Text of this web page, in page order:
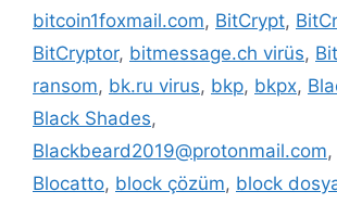
bitcoin1foxmail.com, BitCrypt,
BitCryptor, bitmessage.ch virüs,
ransom, bk.ru virus, bkp, bkpx,
Black Shades,
Blackbeard2019@protonmail.com,
Blocatto, block çözüm, block